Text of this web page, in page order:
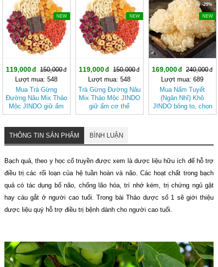
-20%
NEW
119,000
150,000
Lượt mua: 548
Mua Trà Gừng
Đường Nâu Mix Thảo
Mộc JINDO giữ ấm
cơ thể, tốt cho sức
-20%
NEW
119,000
150,000
Lượt mua: 548
Trà Gừng Đường Nâu
Mix Thảo Mộc JINDO
giữ ấm cơ thể
-29%
NEW
169,000
240,000
Lượt mua: 689
Mua Nấm Tuyết
(Ngân Nhĩ) Khô
JINDO bông to, chọn
lọc tốt cho sức khỏe
THÔNG TIN SẢN PHẨM BÌNH LUẬN
Bạch quả, theo y học cổ truyền được xem là dược liệu hữu ích để hỗ trợ
điều trị các rối loạn của hệ tuần hoàn và não. Các hoạt chất trong bạch
quả có tác dụng bổ não, chống lão hóa, trí nhớ kém, trị chứng ngủ gật
hay cáu gắt ở người cao tuổi. Trong bài Thảo dược số 1 sẽ giới thiệu
dược liệu quý hỗ trợ điều trị bệnh dành cho người cao tuổi.